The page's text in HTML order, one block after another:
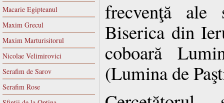
Macarie Egipteanul
Maxim Grecul
Maxim Marturisitorul
Nicolae Velimirovici
Serafim de Sarov
Serafim Rose
frecvenţă ale
Biserica din
coboară
(Lumina de